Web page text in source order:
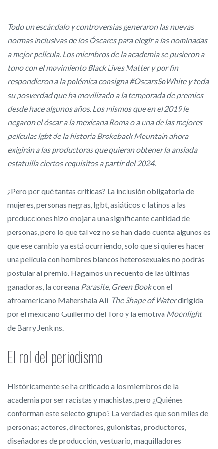
Todo un escándalo y controversias generaron las nuevas
normas inclusivas de los Óscares para elegir a las nominadas
a mejor película. Los miembros de la academia se pusieron a
tono con el movimiento Black Lives Matter y por fin
respondieron a la polémica consigna #OscarsSoWhite y toda
su posverdad que ha movilizado a la temporada de premios
desde hace algunos años. Los mismos que en el 2019 le
negaron el óscar a la mexicana Roma o a una de las mejores
películas lgbt de la historia Brokeback Mountain ahora
exigirán a las productoras que quieran obtener la ansiada
estatuilla ciertos requisitos a partir del 2024.
¿Pero por qué tantas críticas? La inclusión obligatoria de
mujeres, personas negras, lgbt, asiáticos o latinos a las
producciones hizo enojar a una significante cantidad de
personas, pero lo que tal vez no se han dado cuenta algunos es
que ese cambio ya está ocurriendo, solo que si quieres hacer
una película con hombres blancos heterosexuales no podrás
postular al premio. Hagamos un recuento de las últimas
ganadoras, la coreana Parasite, Green Bookcon el
afroamericano Mahershala Ali, The Shape of Waterdirigida
por el mexicano Guillermo del Toro y la emotiva Moonlight
de Barry Jenkins.
El rol del periodismo
Históricamente se ha criticado a los miembros de la
academia por ser racistas y machistas, pero ¿Quiénes
conforman este selecto grupo? La verdad es que son miles de
personas; actores, directores, guionistas, productores,
diseñadores de producción, vestuario, maquilladores,